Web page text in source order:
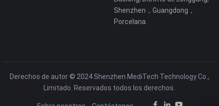
Shenzhen，Guangdong，
Porcelana.
Derechos de autor © 2024 Shenzhen MediTech Technology Co.,
Limitado. Reservados todos los derechos.